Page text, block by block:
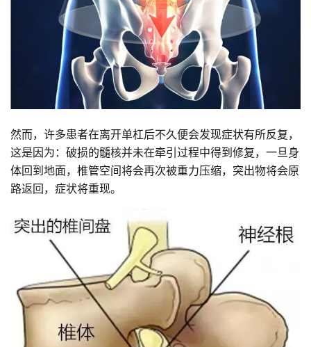
然而，许多患者在离开单杠后不久便会发现症状有所反复，
这是因为：破损的髓核并未在牵引过程中得到修复，一旦身
体回到地面，椎管空间将会再次被重力压缩，突出物将会原
路返回，症状将重现。